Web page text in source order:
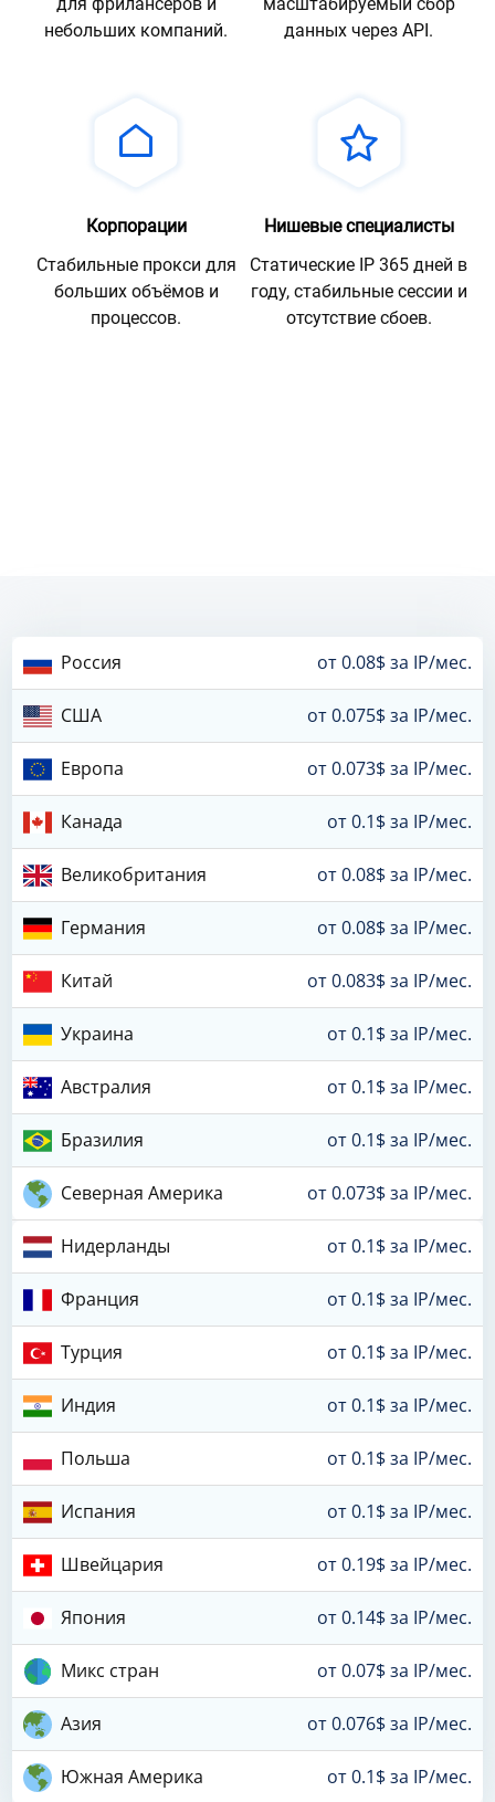
небольших компаний.
данных через API.
Корпорации
Стабильные прокси для
больших объёмов и
процессов.
Нишевые специалисты
Статические IP 365 дней в
году, стабильные сессии и
отсутствие сбоев.
Россия от 0.08$ за IP/мес.
США от 0.075$ за IP/мес.
Европа от 0.073$ за IP/мес.
Канада от 0.1$ за IP/мес.
Великобритания от 0.08$ за IP/мес.
Германия от 0.08$ за IP/мес.
Китай от 0.083$ за IP/мес.
Украина от 0.1$ за IP/мес.
Австралия от 0.1$ за IP/мес.
Бразилия от 0.1$ за IP/мес.
Северная Америка от 0.073$ за IP/мес.
Нидерланды от 0.1$ за IP/мес.
Франция от 0.1$ за IP/мес.
Турция от 0.1$ за IP/мес.
Индия от 0.1$ за IP/мес.
Польша от 0.1$ за IP/мес.
Испания от 0.1$ за IP/мес.
Швейцария от 0.19$ за IP/мес.
Япония от 0.14$ за IP/мес.
Микс стран от 0.07$ за IP/мес.
Азия от 0.076$ за IP/мес.
Южная Америка от 0.1$ за IP/мес.